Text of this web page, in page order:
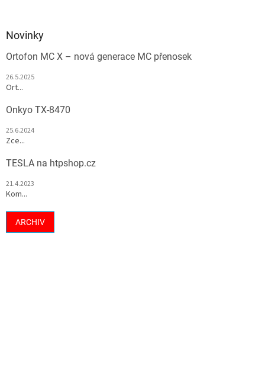
Novinky
Ortofon MC X – nová generace MC přenosek
26.5.2025
Ort...
Onkyo TX-8470
25.6.2024
Zce...
TESLA na htpshop.cz
21.4.2023
Kom...
ARCHIV